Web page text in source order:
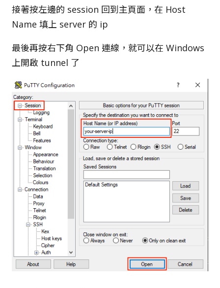
接著按左邊的 session 回到主頁面，在 Host
Name 填上 server 的 ip
最後再按右下角 Open 連線，就可以在 Windows
上開啟 tunnel 了